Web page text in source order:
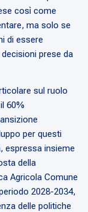
così come
ma solo se
di essere
prese da
sul ruolo
60%
per questi
espressa insieme
della
Agricola Comune
2028-2034,
delle politiche